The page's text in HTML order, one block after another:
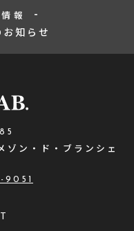
報
知らせ
ン・ド・ブランシェ
9051